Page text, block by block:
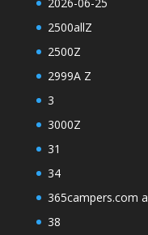
2500allZ
2500Z
2999A Z
3
3000Z
31
34
365campers.com a
38